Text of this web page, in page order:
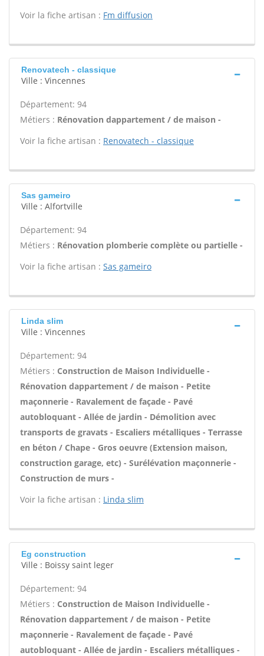
Voir la fiche artisan : Fm diffusion
Renovatech - classique
Ville : Vincennes
Département: 94
Métiers : Rénovation dappartement / de maison -
Voir la fiche artisan : Renovatech - classique
Sas gameiro
Ville : Alfortville
Département: 94
Métiers : Rénovation plomberie complète ou partielle -
Voir la fiche artisan : Sas gameiro
Linda slim
Ville : Vincennes
Département: 94
Métiers : Construction de Maison Individuelle -
Rénovation dappartement / de maison - Petite
maçonnerie - Ravalement de façade - Pavé
autobloquant - Allée de jardin - Démolition avec
transports de gravats - Escaliers métalliques - Terrasse
en béton / Chape - Gros oeuvre (Extension maison,
construction garage, etc) - Surélévation maçonnerie -
Construction de murs -
Voir la fiche artisan : Linda slim
Eg construction
Ville : Boissy saint leger
Département: 94
Métiers : Construction de Maison Individuelle -
Rénovation dappartement / de maison - Petite
maçonnerie - Ravalement de façade - Pavé
autobloquant - Allée de jardin - Escaliers métalliques -